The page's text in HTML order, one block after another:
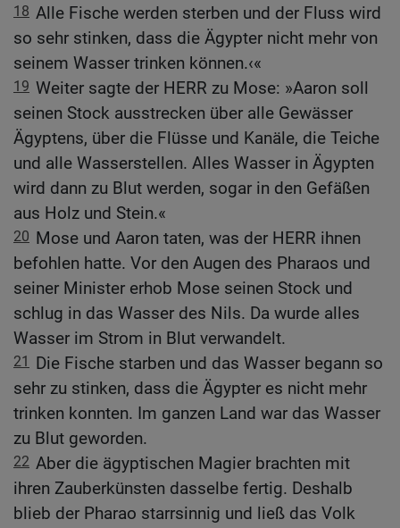
18 Alle Fische werden sterben und der Fluss wird
so sehr stinken, dass die Ägypter nicht mehr von
seinem Wasser trinken können.‹«
19 Weiter sagte der HERR zu Mose: »Aaron soll
seinen Stock ausstrecken über alle Gewässer
Ägyptens, über die Flüsse und Kanäle, die Teiche
und alle Wasserstellen. Alles Wasser in Ägypten
wird dann zu Blut werden, sogar in den Gefäßen
aus Holz und Stein.«
20 Mose und Aaron taten, was der HERR ihnen
befohlen hatte. Vor den Augen des Pharaos und
seiner Minister erhob Mose seinen Stock und
schlug in das Wasser des Nils. Da wurde alles
Wasser im Strom in Blut verwandelt.
21
Die Fische starben und das Wasser begann so
sehr zu stinken, dass die Ägypter es nicht mehr
trinken konnten. Im ganzen Land war das Wasser
zu Blut geworden.
22 Aber die ägyptischen Magier brachten mit
ihren Zauberkünsten dasselbe fertig. Deshalb
blieb der Pharao starrsinnig und ließ das Volk